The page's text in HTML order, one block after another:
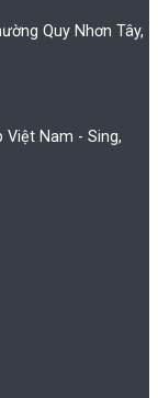
Quy Nhơn Tây,
Việt Nam - Sing,